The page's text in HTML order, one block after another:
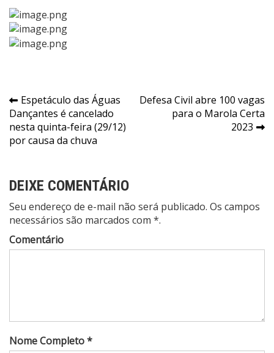
Navegação
de
Post
Espetáculo das Águas
Dançantes é cancelado
nesta quinta-feira (29/12)
por causa da chuva
Defesa Civil abre 100 vagas
para o Marola Certa
2023
DEIXE COMENTÁRIO
Seu endereço de e-mail não será publicado. Os campos
necessários são marcados com *.
Comentário
Nome Completo *